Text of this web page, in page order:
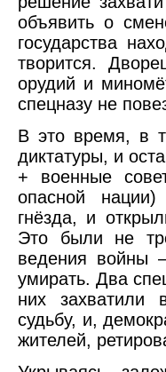
объявить о
государства
творится.
орудий и
спецназу не
В это время, в
диктатуры, и
+ военные
опасной
гнёзда, и
Это были не
ведения войны
умирать. Два
них захватили
судьбу, и,
жителей,